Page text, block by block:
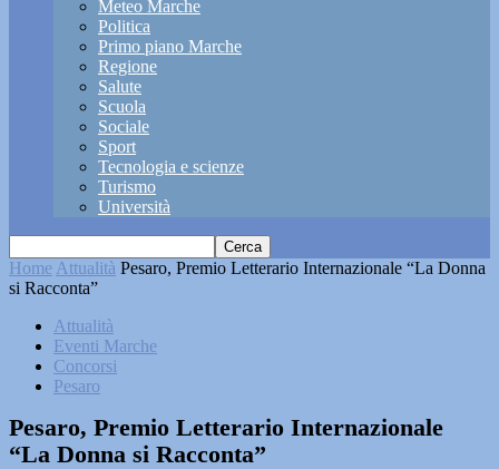
Meteo Marche
Politica
Primo piano Marche
Regione
Salute
Scuola
Sociale
Sport
Tecnologia e scienze
Turismo
Università
Home Attualità Pesaro, Premio Letterario Internazionale “La Donna
si Racconta”
Attualità
Eventi Marche
Concorsi
Pesaro
Pesaro, Premio Letterario Internazionale
“La Donna si Racconta”